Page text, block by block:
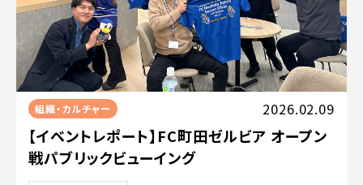
組織・カルチャー 2026.02.09
【イベントレポート】FC町田ゼルビア オープン
戦パブリックビューイング